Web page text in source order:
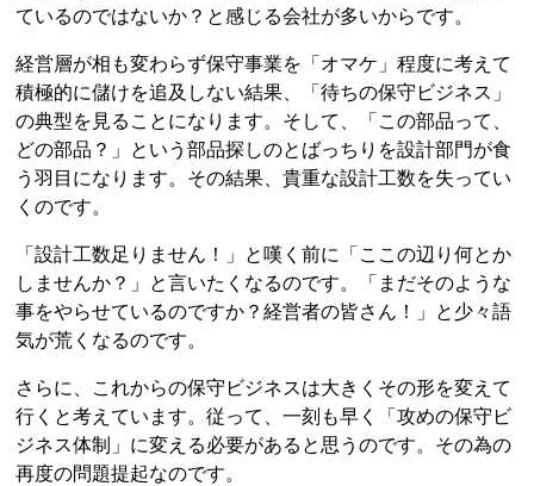
ているのではないか？と感じる会社が多いからです。
経営層が相も変わらず保守事業を「オマケ」程度に考えて
積極的に儲けを追及しない結果、「待ちの保守ビジネス」
の典型を見ることになります。そして、「この部品って、
どの部品？」という部品探しのとばっちりを設計部門が食
う羽目になります。その結果、貴重な設計工数を失ってい
くのです。
「設計工数足りません！」と嘆く前に「ここの辺り何とか
しませんか？」と言いたくなるのです。「まだそのような
事をやらせているのですか？経営者の皆さん！」と少々語
気が荒くなるのです。
さらに、これからの保守ビジネスは大きくその形を変えて
行くと考えています。従って、一刻も早く「攻めの保守ビ
ジネス体制」に変える必要があると思うのです。その為の
再度の問題提起なのです。